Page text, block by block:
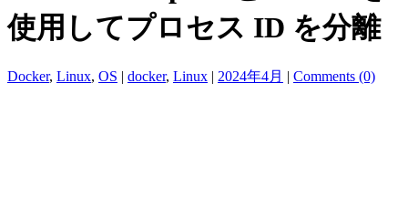
使用してプロセス ID を分離
Docker, Linux, OS | docker, Linux | 2024年4月 | Comments (0)